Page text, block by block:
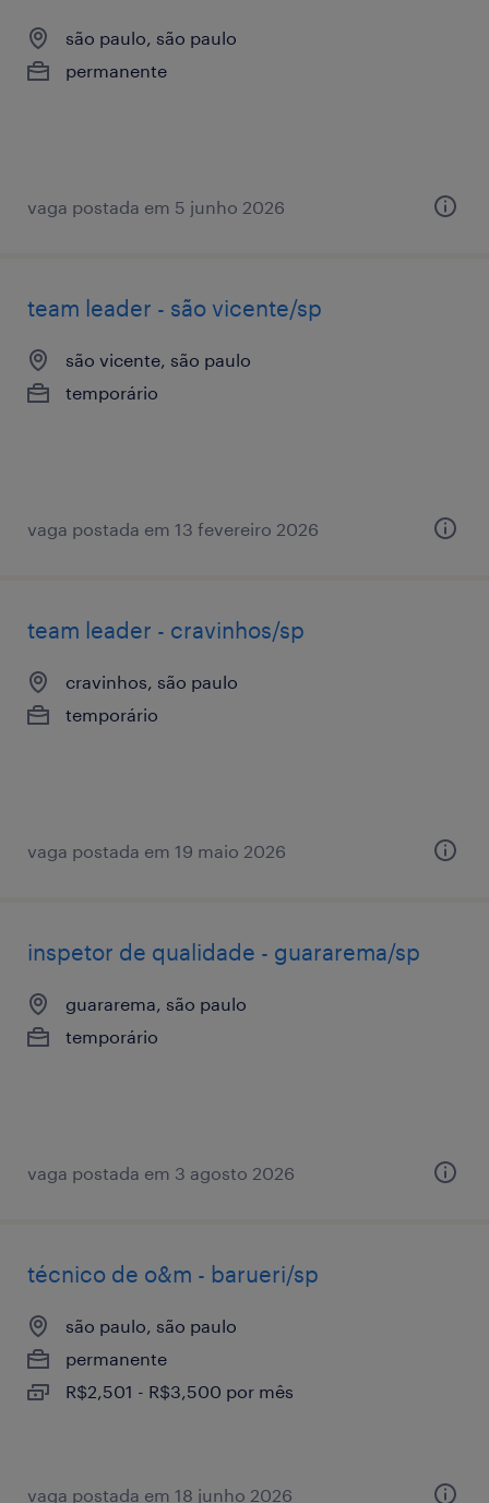
são paulo, são paulo
permanente
vaga postada em 5 junho 2026
team leader - são vicente/sp
são vicente, são paulo
temporário
vaga postada em 13 fevereiro 2026
team leader - cravinhos/sp
cravinhos, são paulo
temporário
vaga postada em 19 maio 2026
inspetor de qualidade - guararema/sp
guararema, são paulo
temporário
vaga postada em 3 agosto 2026
técnico de o&m - barueri/sp
são paulo, são paulo
permanente
R$2,501 - R$3,500 por mês
vaga postada em 18 junho 2026